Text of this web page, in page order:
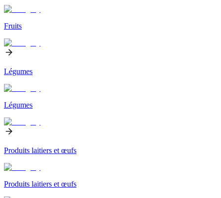
Fruits
Légumes
Légumes
Produits laitiers et œufs
Produits laitiers et œufs